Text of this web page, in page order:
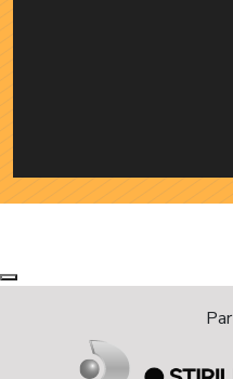
Next
Previous